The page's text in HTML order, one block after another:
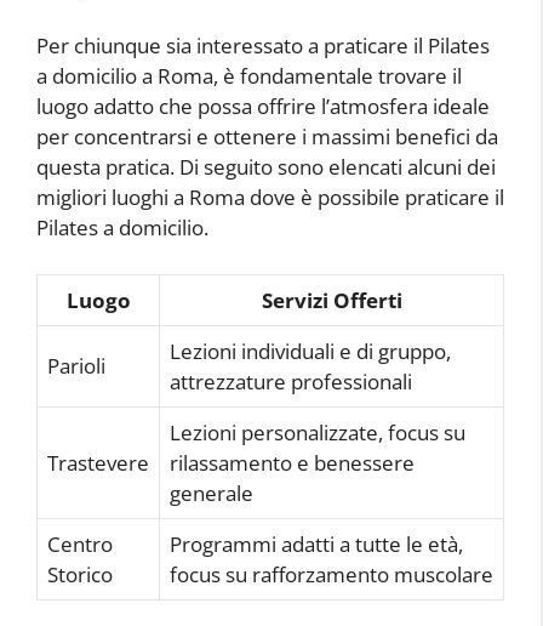
Per chiunque sia interessato a praticare il Pilates
a domicilio a Roma, è fondamentale trovare il
luogo adatto che possa offrire l’atmosfera ideale
per concentrarsi e ottenere i massimi benefici da
questa pratica. Di seguito sono elencati alcuni dei
migliori luoghi a Roma dove è possibile praticare il
Pilates a domicilio.
Luogo Servizi Offerti
Parioli
Lezioni individuali e di gruppo,
attrezzature professionali
Trastevere
Lezioni personalizzate, focus su
rilassamento e benessere
generale
Centro
Storico
Programmi adatti a tutte le età,
focus su rafforzamento muscolare